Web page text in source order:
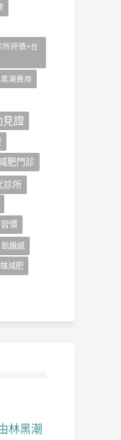
所評價+台
潮費用
見證
肥門診
診所
習慣
飢餓感
減肥
林黑潮